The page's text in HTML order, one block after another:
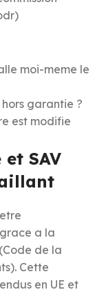
moi-meme le
garantie ?
est modifie
SAV
a la
de la
Cette
en UE et